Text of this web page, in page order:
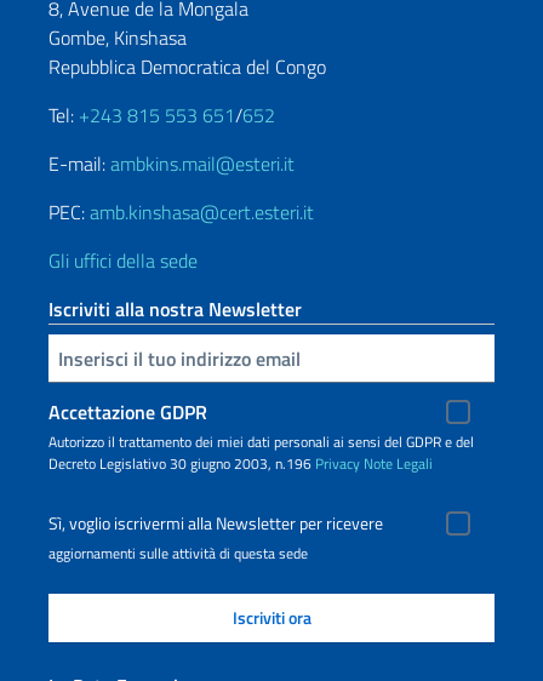
8, Avenue de la Mongala
Gombe, Kinshasa
Repubblica Democratica del Congo
Tel: +243 815 553 651/652
E-mail:ambkins.mail@esteri.it
PEC:amb.kinshasa@cert.esteri.it
Gli uffici della sede
Iscriviti alla nostra Newsletter
Inserisci la tua email
Accettazione GDPR
Autorizzo il trattamento dei miei dati personali ai sensi del GDPR e del
Decreto Legislativo 30 giugno 2003, n.196 Privacy Note Legali
Sì, voglio iscrivermi alla Newsletter per ricevere
aggiornamenti sulle attività di questa sede